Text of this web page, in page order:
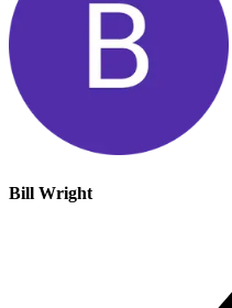
Bill Wright